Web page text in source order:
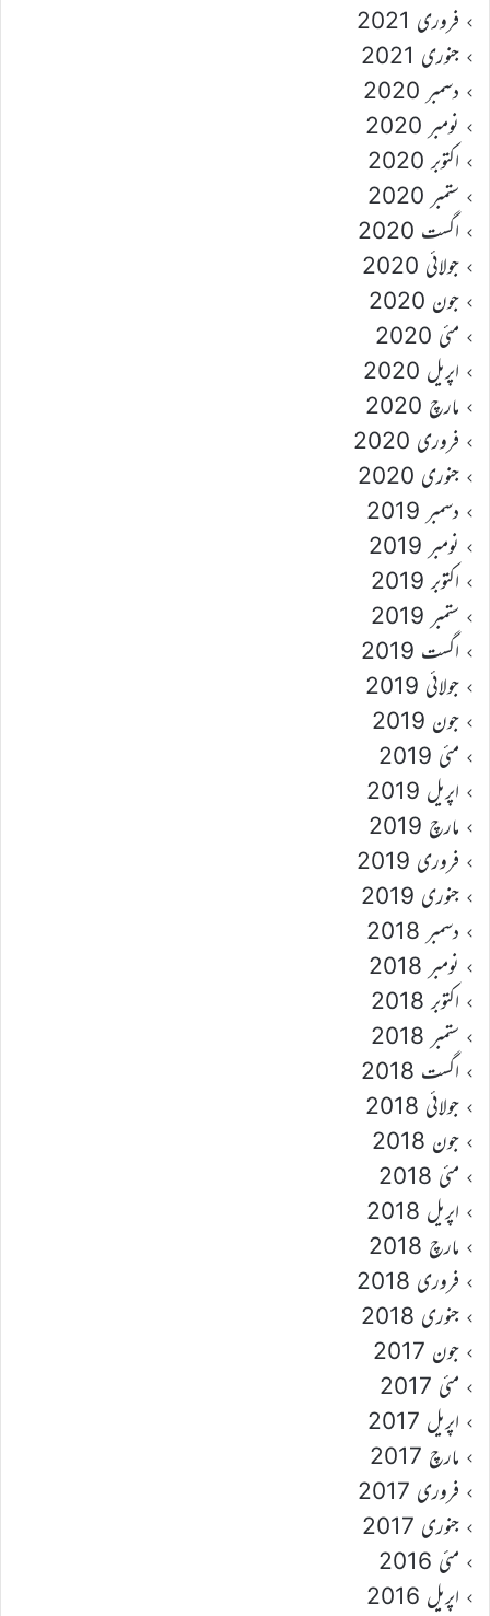
فروری 2021
جنوری 2021
دسمبر 2020
نومبر 2020
اکتوبر 2020
ستمبر 2020
اگست 2020
جولائی 2020
جون 2020
مئی 2020
اپریل 2020
مارچ 2020
فروری 2020
جنوری 2020
دسمبر 2019
نومبر 2019
اکتوبر 2019
ستمبر 2019
اگست 2019
جولائی 2019
جون 2019
مئی 2019
اپریل 2019
مارچ 2019
فروری 2019
جنوری 2019
دسمبر 2018
نومبر 2018
اکتوبر 2018
ستمبر 2018
اگست 2018
جولائی 2018
جون 2018
مئی 2018
اپریل 2018
مارچ 2018
فروری 2018
جنوری 2018
جون 2017
مئی 2017
اپریل 2017
مارچ 2017
فروری 2017
جنوری 2017
مئی 2016
اپریل 2016